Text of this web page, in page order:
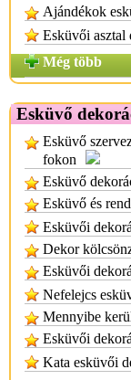
Ajándékok
Esküvői asztal
Még több
Esküvő
Esküvő
fokon
Esküvő
Esküvő és
Esküvői
Dekor
Esküvői
Nefelejcs
Mennyibe
Esküvői
Kata esküvői